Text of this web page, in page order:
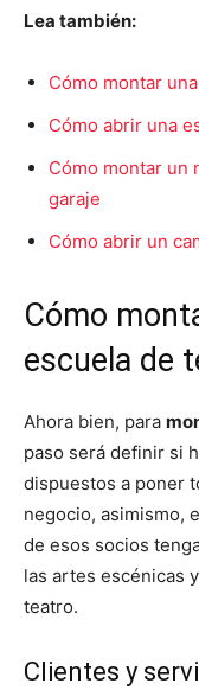
Lea también:
Cómo montar
Cómo abrir una
Cómo montar un
garaje
Cómo abrir un
Cómo
escuela de
Ahora bien, para
paso será definir si
dispuestos a poner
negocio, asimismo,
de esos socios
las artes escénicas
teatro.
Clientes y